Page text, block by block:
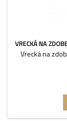
VRECKÁ NA
Vrecká na